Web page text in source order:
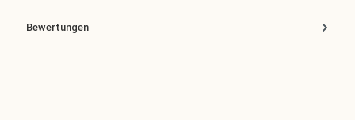
Bewertungen